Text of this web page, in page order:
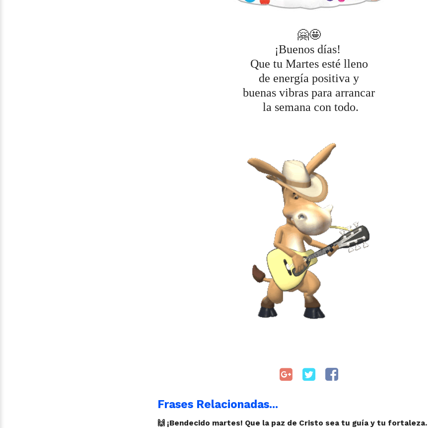
🤗🤩
¡Buenos días!
Que tu Martes esté lleno
de energía positiva y
buenas vibras para arrancar
la semana con todo.
Frases Relacionadas...
🙌 ¡Bendecido martes! Que la paz de Cristo sea tu guía y tu fortaleza.